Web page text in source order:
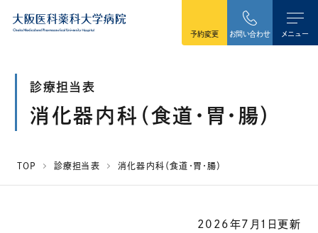
予約変更 お問い合わせ メニュー
診療担当表
消化器内科（食道・胃・腸）
TOP 診療担当表 消化器内科（食道・胃・腸）
2026年7月1日更新